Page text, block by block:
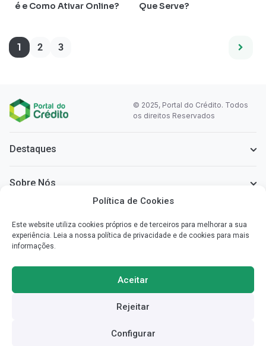
Política de Cookies
Este website utiliza cookies próprios e de terceiros para melhorar a sua
experiência. Leia a nossa política de privacidade e de cookies para mais
informações.
Aceitar
Rejeitar
Configurar
é e Como Ativar Online?
Que Serve?
1 2 3
© 2025, Portal do Crédito. Todos
os direitos Reservados
Destaques
Sobre Nós
Simplificamos a informação que necessita para poder escolher o